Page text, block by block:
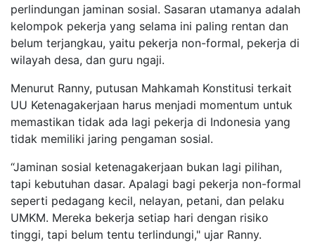
perlindungan jaminan sosial. Sasaran utamanya adalah
kelompok pekerja yang selama ini paling rentan dan
belum terjangkau, yaitu pekerja non-formal, pekerja di
wilayah desa, dan guru ngaji.
Menurut Ranny, putusan Mahkamah Konstitusi terkait
UU Ketenagakerjaan harus menjadi momentum untuk
memastikan tidak ada lagi pekerja di Indonesia yang
tidak memiliki jaring pengaman sosial.
“Jaminan sosial ketenagakerjaan bukan lagi pilihan,
tapi kebutuhan dasar. Apalagi bagi pekerja non-formal
seperti pedagang kecil, nelayan, petani, dan pelaku
UMKM. Mereka bekerja setiap hari dengan risiko
tinggi, tapi belum tentu terlindungi," ujar Ranny.